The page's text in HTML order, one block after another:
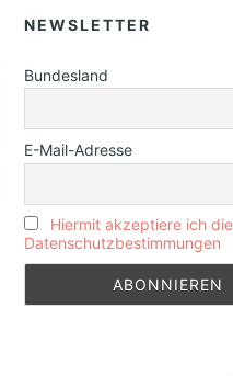
NEWSLETTER
Bundesland
E-Mail-Adresse
Hiermit akzeptiere ich die
Datenschutzbestimmungen